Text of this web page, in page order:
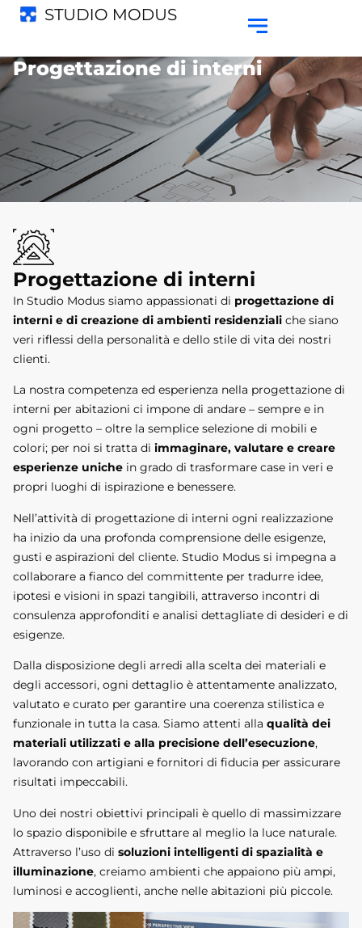
Progettazione di interni
Progettazione di interni
In Studio Modus siamo appassionati di progettazione di
interni e di creazione di ambienti residenziali che siano
veri riflessi della personalità e dello stile di vita dei nostri
clienti.
La nostra competenza ed esperienza nella progettazione di
interni per abitazioni ci impone di andare – sempre e in
ogni progetto – oltre la semplice selezione di mobili e
colori; per noi si tratta di immaginare, valutare e creare
esperienze uniche in grado di trasformare case in veri e
propri luoghi di ispirazione e benessere.
Nell’attività di progettazione di interni ogni realizzazione
ha inizio da una profonda comprensione delle esigenze,
gusti e aspirazioni del cliente. Studio Modus si impegna a
collaborare a fianco del committente per tradurre idee,
ipotesi e visioni in spazi tangibili, attraverso incontri di
consulenza approfonditi e analisi dettagliate di desideri e di
esigenze.
Dalla disposizione degli arredi alla scelta dei materiali e
degli accessori, ogni dettaglio è attentamente analizzato,
valutato e curato per garantire una coerenza stilistica e
funzionale in tutta la casa. Siamo attenti alla qualità dei
materiali utilizzati e alla precisione dell’esecuzione,
lavorando con artigiani e fornitori di fiducia per assicurare
risultati impeccabili.
Uno dei nostri obiettivi principali è quello di massimizzare
lo spazio disponibile e sfruttare al meglio la luce naturale.
Attraverso l’uso di soluzioni intelligenti di spazialità e
illuminazione, creiamo ambienti che appaiono più ampi,
luminosi e accoglienti, anche nelle abitazioni più piccole.